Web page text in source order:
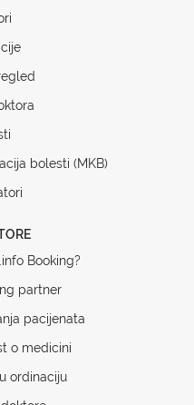
bolesti (MKB)
Booking?
partner
pacijenata
o medicini
ordinaciju